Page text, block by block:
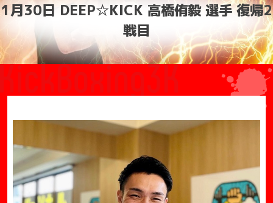
1月30日 DEEP☆KICK 高橋侑毅 選手 復帰2
戦目